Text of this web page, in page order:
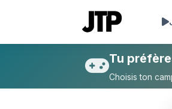
Tu
Tu
Choisis ton